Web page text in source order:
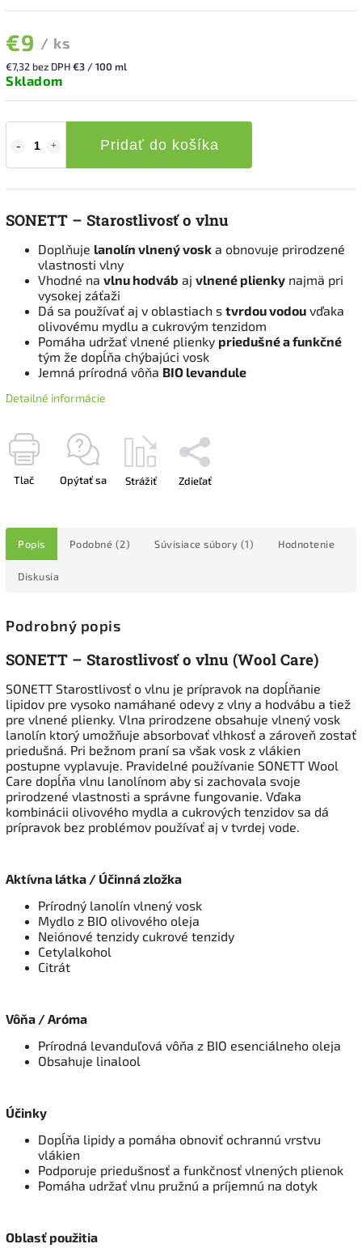
€9 / ks
€7,32 bez DPH€3 / 100 ml
Skladom
Pridať do košíka
SONETT – Starostlivosť o vlnu
Doplňuje lanolín vlnený vosk a obnovuje prirodzené
vlastnosti vlny
Vhodné na vlnu hodváb aj vlnené plienky najmä pri
vysokej záťaži
Dá sa používať aj v oblastiach s tvrdou vodou vďaka
olivovému mydlu a cukrovým tenzidom
Pomáha udržať vlnené plienky priedušné a funkčné
tým že dopĺňa chýbajúci vosk
Jemná prírodná vôňa BIO levandule
Detailné informácie
Tlač Opýtať sa Strážiť Zdieľať
Popis Podobné (2) Súvisiace súbory (1) Hodnotenie
Diskusia
Podrobný popis
SONETT – Starostlivosť o vlnu (Wool Care)
SONETT Starostlivosť o vlnu je prípravok na dopĺňanie
lipidov pre vysoko namáhané odevy z vlny a hodvábu a tiež
pre vlnené plienky. Vlna prirodzene obsahuje vlnený vosk
lanolín ktorý umožňuje absorbovať vlhkosť a zároveň zostať
priedušná. Pri bežnom praní sa však vosk z vlákien
postupne vyplavuje. Pravidelné používanie SONETT Wool
Care dopĺňa vlnu lanolínom aby si zachovala svoje
prirodzené vlastnosti a správne fungovanie. Vďaka
kombinácii olivového mydla a cukrových tenzidov sa dá
prípravok bez problémov používať aj v tvrdej vode.
Aktívna látka / Účinná zložka
Prírodný lanolín vlnený vosk
Mydlo z BIO olivového oleja
Neiónové tenzidy cukrové tenzidy
Cetylalkohol
Citrát
Vôňa / Aróma
Prírodná levanduľová vôňa z BIO esenciálneho oleja
Obsahuje linalool
Účinky
Dopĺňa lipidy a pomáha obnoviť ochrannú vrstvu
vlákien
Podporuje priedušnosť a funkčnosť vlnených plienok
Pomáha udržať vlnu pružnú a príjemnú na dotyk
Oblasť použitia